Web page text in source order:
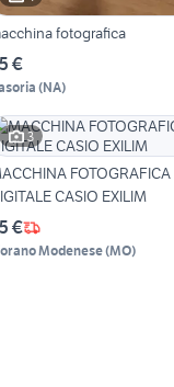
fotografica
€
(NA)
3
FOTOGRAFICA
CASIO EXILIM
€
Modenese(MO)